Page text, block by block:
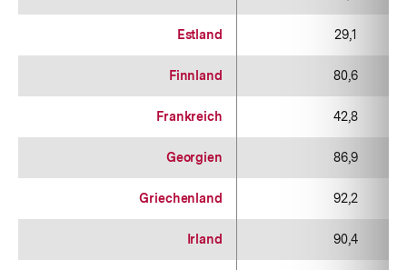
Estland 29,1
Finnland 80,6
Frankreich 42,8
Georgien 86,9
Griechenland 92,2
Irland 90,4